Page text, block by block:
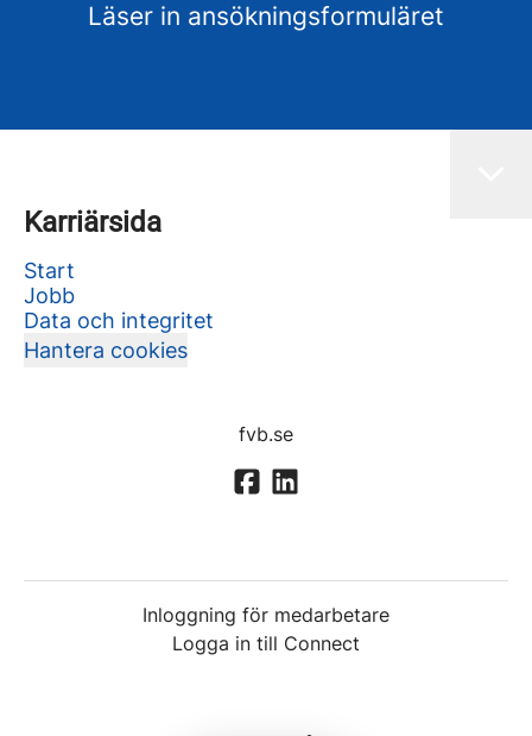
Läser in ansökningsformuläret
Karriärsida
Start
Jobb
Data och integritet
Hantera cookies
fvb.se
Inloggning för medarbetare
Logga in till Connect